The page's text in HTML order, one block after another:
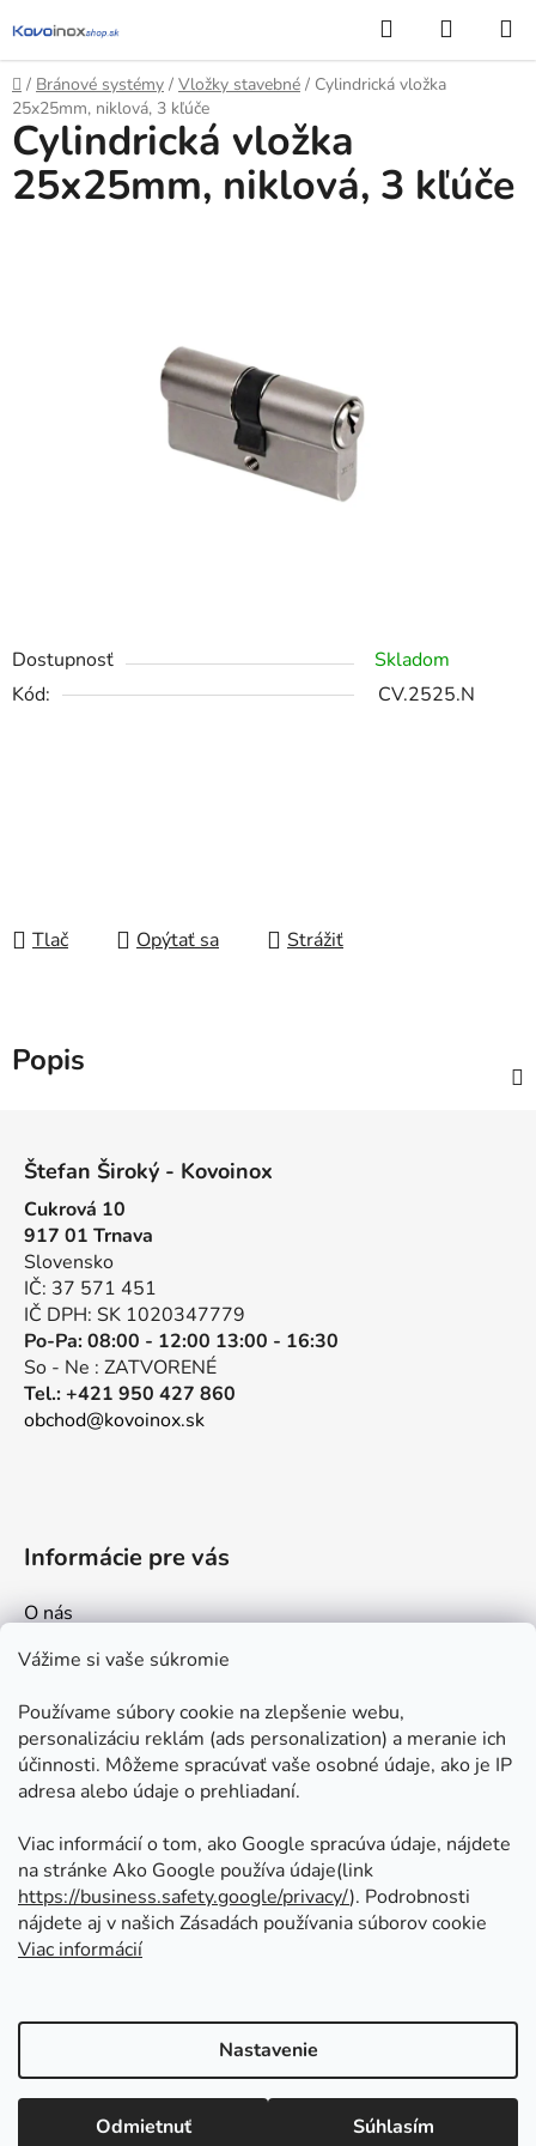
Vážime si vaše súkromie
Používame súbory cookie na zlepšenie webu,
personalizáciu reklám (ads personalization) a meranie ich
účinnosti. Môžeme spracúvať vaše osobné údaje, ako je IP
adresa alebo údaje o prehliadaní.
Viac informácií o tom, ako Google spracúva údaje, nájdete
na stránke Ako Google používa údaje(link
https://business.safety.google/privacy/⁩). Podrobnosti
nájdete aj v našich Zásadách používania súborov cookie
Viac informácií
Nastavenie
Odmietnuť Súhlasím
na
obsah
Hľadať
KOŠÍK
Domov
/ Bránové systémy / Vložky stavebné / Cylindrická vložka
25x25mm, niklová, 3 kľúče
Dostupnosť
Skladom
Kód:
CV.2525.N
Tlač Opýtať sa Strážiť
Cylindrická vložka
25x25mm, niklová, 3 kľúče
Popis
Štefan Široký - Kovoinox
Cukrová 10
917 01 Trnava
Slovensko
IČ: 37 571 451
IČ DPH: SK 1020347779
Po-Pa: 08:00 - 12:00 13:00 - 16:30
So - Ne : ZATVORENÉ
Tel.: +421 950 427 860
obchod@kovoinox.sk
Informácie pre vás
O nás
Kontakt
Ako nakupovať
Obchodné podmienky
Ochrana osobných údajov
Odstúpenie od zmluvy
Prijímame online platby
Vytvoril Shoptet
Copyright 2026Kovoinoxshop.sk - všetko pre
zábradlia, brány a ploty
. Všetky práva vyhradené.